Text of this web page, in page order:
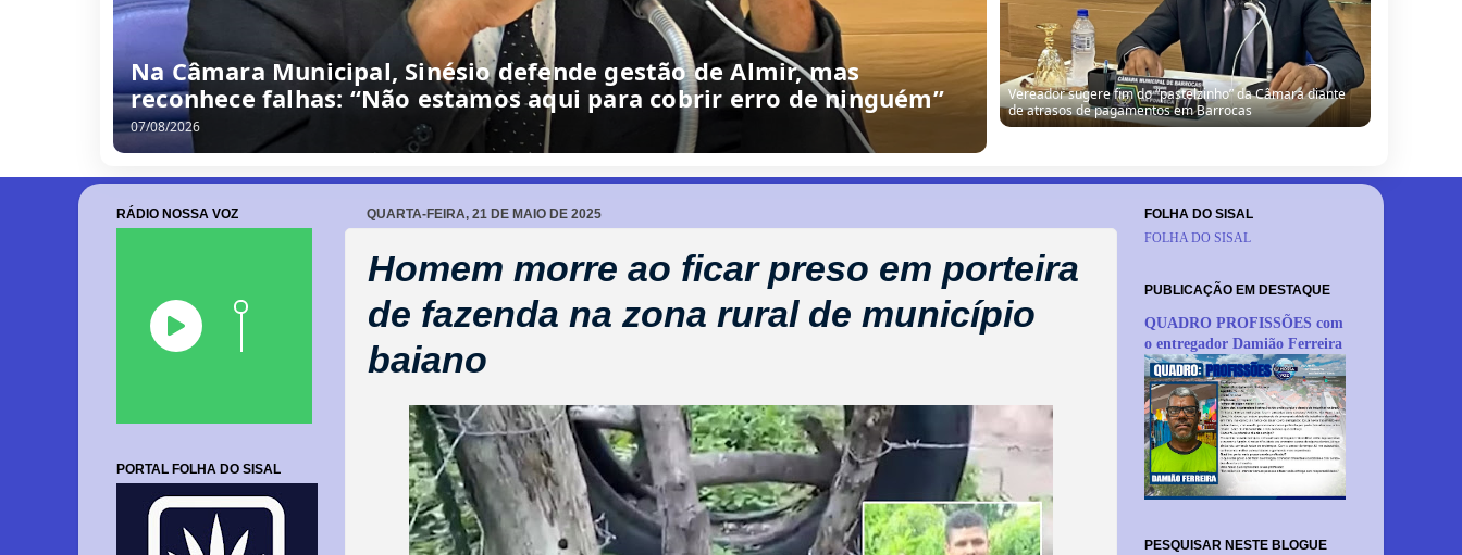
Na Câmara Municipal, Sinésio defende gestão de Almir, mas
reconhece falhas: “Não estamos aqui para cobrir erro de ninguém”
07/08/2026
Vereador sugere fim do “pastelzinho” da Câmara diante
de atrasos de pagamentos em Barrocas
QUARTA-FEIRA, 21 DE MAIO DE 2025
Homem morre ao ficar preso em porteira
de fazenda na zona rural de município
baiano
RÁDIO NOSSA VOZ
PORTAL FOLHA DO SISAL
FOLHA DO SISAL
FOLHA DO SISAL
PUBLICAÇÃO EM DESTAQUE
QUADRO PROFISSÕES com
o entregador Damião Ferreira
PESQUISAR NESTE BLOGUE